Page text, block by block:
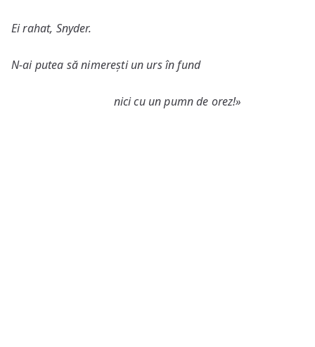
Ei rahat, Snyder.
N-ai putea să nimerești un urs în fund
nici cu un pumn de orez!»